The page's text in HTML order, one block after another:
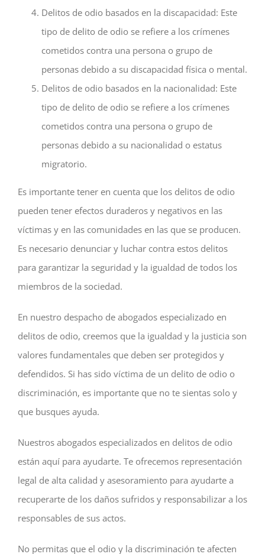
Delitos de odio basados en la discapacidad: Este
tipo de delito de odio se refiere a los crímenes
cometidos contra una persona o grupo de
personas debido a su discapacidad física o mental.
Delitos de odio basados en la nacionalidad: Este
tipo de delito de odio se refiere a los crímenes
cometidos contra una persona o grupo de
personas debido a su nacionalidad o estatus
migratorio.
Es importante tener en cuenta que los delitos de odio
pueden tener efectos duraderos y negativos en las
víctimas y en las comunidades en las que se producen.
Es necesario denunciar y luchar contra estos delitos
para garantizar la seguridad y la igualdad de todos los
miembros de la sociedad.
En nuestro despacho de abogados especializado en
delitos de odio, creemos que la igualdad y la justicia son
valores fundamentales que deben ser protegidos y
defendidos. Si has sido víctima de un delito de odio o
discriminación, es importante que no te sientas solo y
que busques ayuda.
Nuestros abogados especializados en delitos de odio
están aquí para ayudarte. Te ofrecemos representación
legal de alta calidad y asesoramiento para ayudarte a
recuperarte de los daños sufridos y responsabilizar a los
responsables de sus actos.
No permitas que el odio y la discriminación te afecten